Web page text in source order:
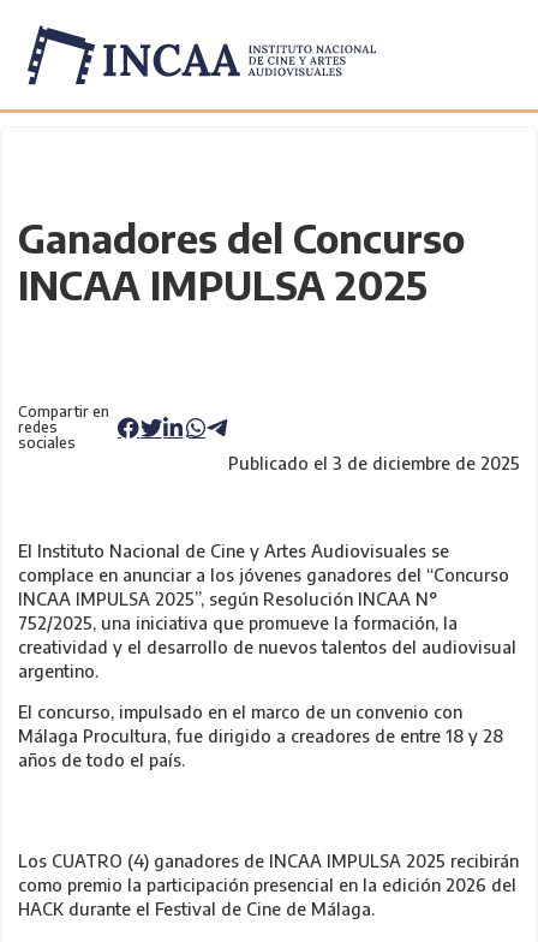
Ganadores del Concurso
INCAA IMPULSA 2025
Compartir en
redes
sociales
Publicado el 3 de diciembre de 2025
El Instituto Nacional de Cine y Artes Audiovisuales se
complace en anunciar a los jóvenes ganadores del “Concurso
INCAA IMPULSA 2025”, según Resolución INCAA N°
752/2025, una iniciativa que promueve la formación, la
creatividad y el desarrollo de nuevos talentos del audiovisual
argentino.
El concurso, impulsado en el marco de un convenio con
Málaga Procultura, fue dirigido a creadores de entre 18 y 28
años de todo el país.
Los CUATRO (4) ganadores de INCAA IMPULSA 2025 recibirán
como premio la participación presencial en la edición 2026 del
HACK durante el Festival de Cine de Málaga.